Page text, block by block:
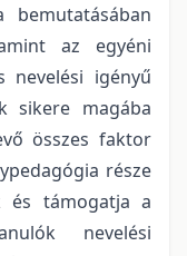
bemutatásában
az egyéni
nevelési igényű
sikere magába
összes faktor
része
és támogatja a
nevelési